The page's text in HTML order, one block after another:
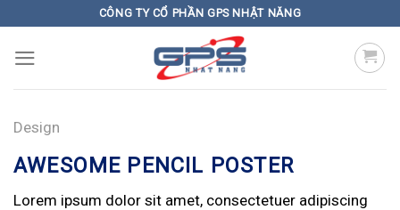
content
CÔNG TY CỔ PHẦN GPS NHẬT NĂNG
Design
AWESOME PENCIL POSTER
Lorem ipsum dolor sit amet, consectetuer adipiscing